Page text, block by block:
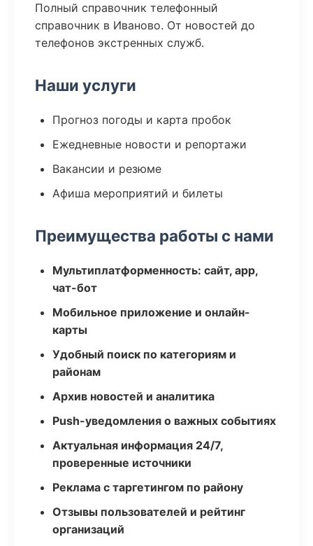
Полный справочник телефонный
справочник в Иваново. От новостей до
телефонов экстренных служб.
Наши услуги
Прогноз погоды и карта пробок
Ежедневные новости и репортажи
Вакансии и резюме
Афиша мероприятий и билеты
Преимущества работы с нами
Мультиплатформенность: сайт, app,
чат-бот
Мобильное приложение и онлайн-
карты
Удобный поиск по категориям и
районам
Архив новостей и аналитика
Push-уведомления о важных событиях
Актуальная информация 24/7,
проверенные источники
Реклама с таргетингом по району
Отзывы пользователей и рейтинг
организаций